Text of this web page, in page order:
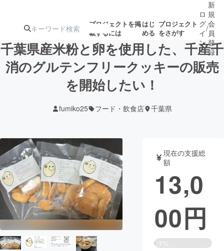
プロジェクトを掲
載するには
はじ
める
プロジェクト
をさがす
注目のリ 注目の新着プロ
ジェクト
募集終了が近いプ
テクノロジー・ガジェット
映像・映画 書籍・雑誌
ビジネス・起業 チャレンジ
まちづくり・地域活性化
ロ
グ
イ
ン
/
新
規
会
員
登
録
千葉県産米粉と卵を使用した、千産千
消のグルテンフリークッキーの販売
を開始したい！
fumiko25 フード・飲食店 千葉県
現在の支援総
額
13,0
00円
1%